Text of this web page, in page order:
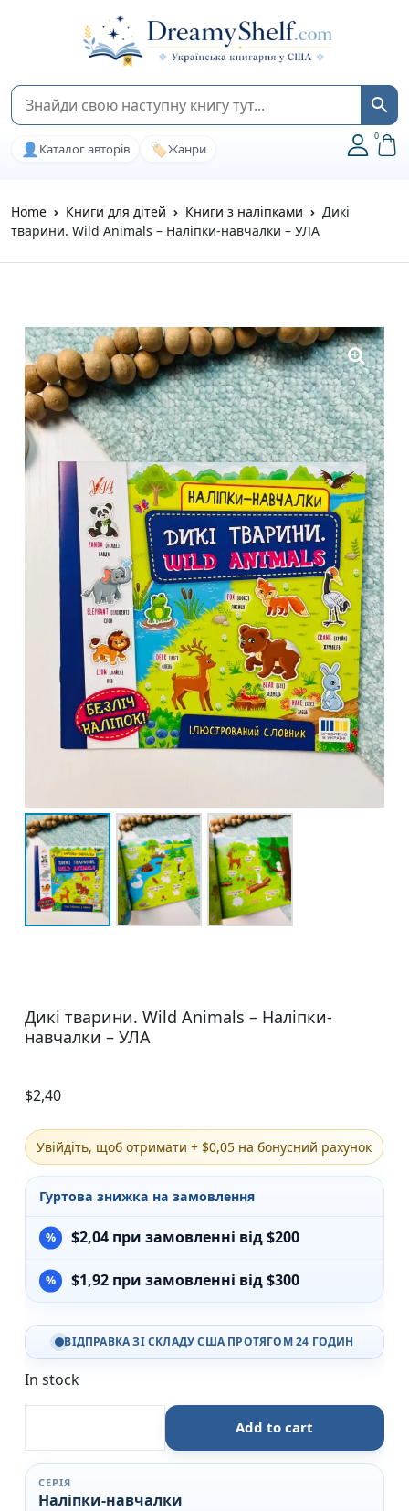
👤 Каталог авторів 🏷️Жанри
0
Home Книги для дітей Книги з наліпками
Дикі
тварини. Wild Animals – Наліпки-навчалки – УЛА
Дикі тварини. Wild Animals – Наліпки-
навчалки – УЛА
$2,40
Увійдіть, щоб отримати + $0,05 на бонусний рахунок
Гуртова знижка на замовлення
$2,04 при замовленні від $200
$1,92 при замовленні від $300
ВІДПРАВКА ЗІ СКЛАДУ США ПРОТЯГОМ 24 ГОДИН
In stock
Дикі тварини. Wild Animals - Наліпки-навчалки -
Add to cart
СЕРІЯ
Наліпки-навчалки